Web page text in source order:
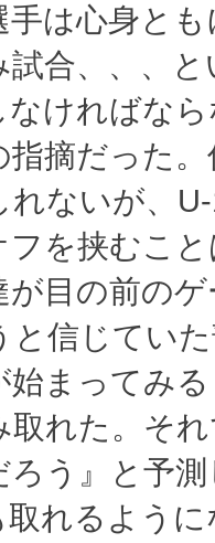
は心身と
合、、、
ければな
摘だった
ないが、
フを挟むこ
が目の前の
と信じてい
始まってみ
れた。そ
ろう』と予
れるよう